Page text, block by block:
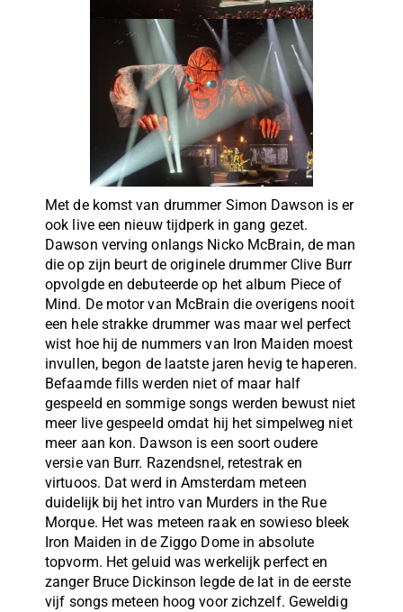
Met de komst van drummer Simon Dawson is er
ook live een nieuw tijdperk in gang gezet.
Dawson verving onlangs Nicko McBrain, de man
die op zijn beurt de originele drummer Clive Burr
opvolgde en debuteerde op het album Piece of
Mind. De motor van McBrain die overigens nooit
een hele strakke drummer was maar wel perfect
wist hoe hij de nummers van Iron Maiden moest
invullen, begon de laatste jaren hevig te haperen.
Befaamde fills werden niet of maar half
gespeeld en sommige songs werden bewust niet
meer live gespeeld omdat hij het simpelweg niet
meer aan kon. Dawson is een soort oudere
versie van Burr. Razendsnel, retestrak en
virtuoos. Dat werd in Amsterdam meteen
duidelijk bij het intro van Murders in the Rue
Morque. Het was meteen raak en sowieso bleek
Iron Maiden in de Ziggo Dome in absolute
topvorm. Het geluid was werkelijk perfect en
zanger Bruce Dickinson legde de lat in de eerste
vijf songs meteen hoog voor zichzelf. Geweldig